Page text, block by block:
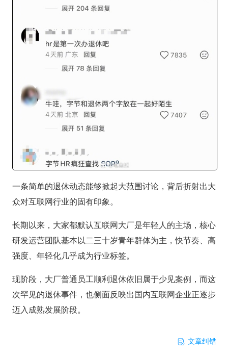
一条简单的退休动态能够掀起大范围讨论，背后折射出大
众对互联网行业的固有印象。
长期以来，大家都默认互联网大厂是年轻人的主场，核心
研发运营团队基本以二三十岁青年群体为主，快节奏、高
强度、年轻化几乎成为行业标签。
现阶段，大厂普通员工顺利退休依旧属于少见案例，而这
次罕见的退休事件，也侧面反映出国内互联网企业正逐步
迈入成熟发展阶段。
文章纠错